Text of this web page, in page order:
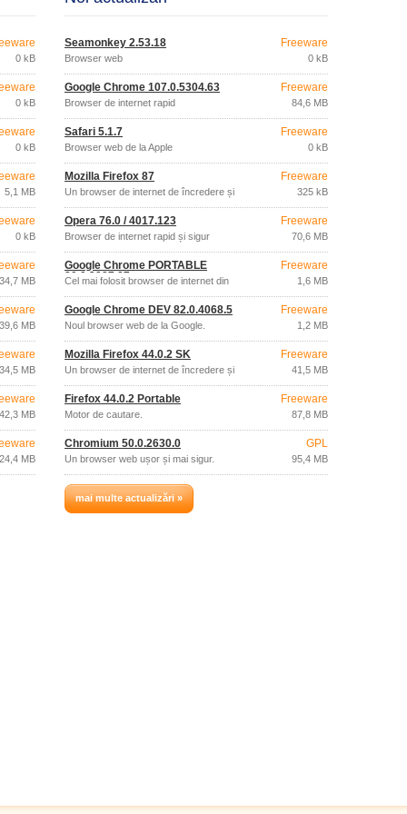
0 kB
0 kB
0 kB
5,1 MB
0 kB
34,7 MB
39,6 MB
34,5 MB
42,3 MB
24,4 MB
Seamonkey 2.53.18
Browser web
Freeware
0 kB
Google Chrome 107.0.5304.63
Browser de internet rapid
Freeware
84,6 MB
Safari 5.1.7
Browser web de la Apple
Freeware
0 kB
Mozilla Firefox 87
Un browser de internet de încredere și
Freeware
325 kB
Opera 76.0 / 4017.123
Browser de internet rapid și sigur
Freeware
70,6 MB
Google Chrome PORTABLE
80.0.3987.87
Cel mai folosit browser de internet din
Freeware
1,6 MB
Google Chrome DEV 82.0.4068.5
Noul browser web de la Google.
Freeware
1,2 MB
Mozilla Firefox 44.0.2 SK
Un browser de internet de încredere și
Freeware
41,5 MB
Firefox 44.0.2 Portable
Motor de cautare.
Freeware
87,8 MB
Chromium 50.0.2630.0
Un browser web ușor și mai sigur.
GPL
95,4 MB
mai multe actualizări »